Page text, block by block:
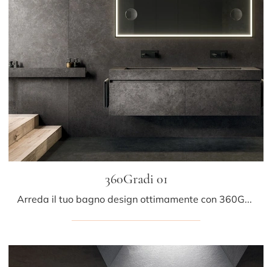
360Gradi 01
Arreda il tuo bagno design ottimamente con 360Gradi 01, mobili bagno sospesi e accessori in MDI di Arrital.